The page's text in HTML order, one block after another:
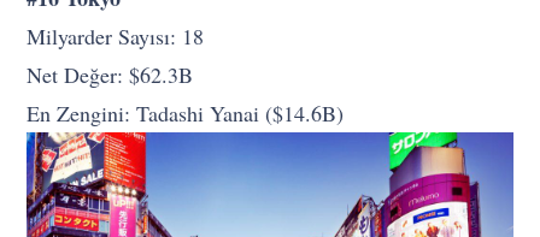
Milyarder Sayısı: 18
Net Değer: $62.3B
En Zengini: Tadashi Yanai ($14.6B)